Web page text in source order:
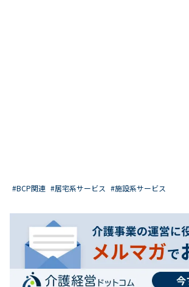
#BCP関連 #居宅系サービス #施設系サービス